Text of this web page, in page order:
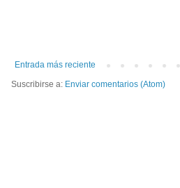
Entrada más reciente
Suscribirse a: Enviar comentarios (Atom)